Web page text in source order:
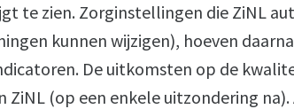
te zien. Zorginstellingen die ZiNL
kunnen wijzigen), hoeven
De uitkomsten op de
ZiNL (op een enkele uitzondering